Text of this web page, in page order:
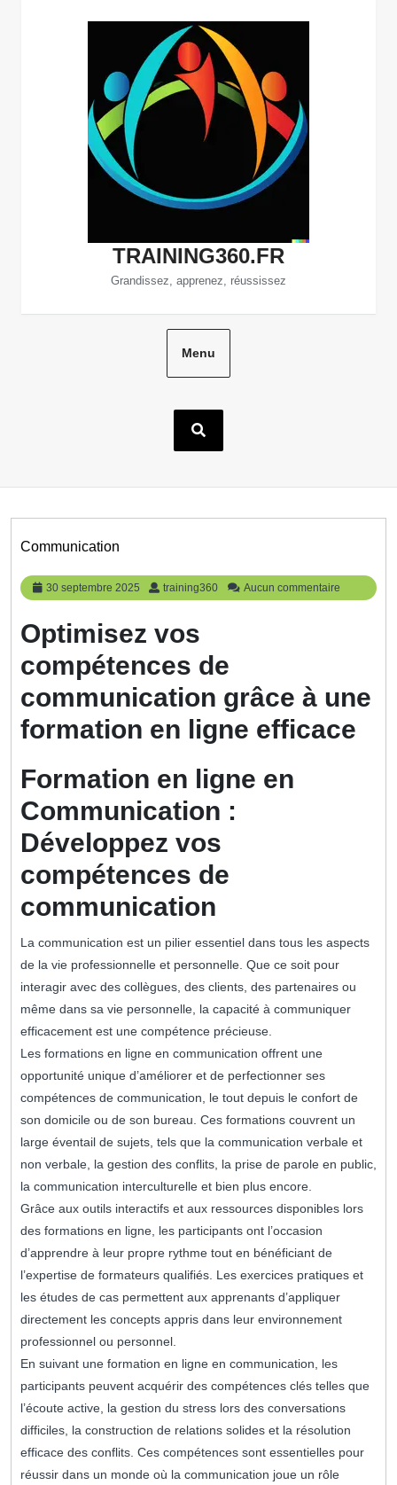
TRAINING360.FR
Grandissez, apprenez, réussissez
Menu
Communication
30 septembre 2025
30
septembre
training360 training360
Aucun commentaire
Optimisez vos
compétences de
communication grâce à une
formation en ligne efficace
Formation en ligne en
Communication :
Développez vos
compétences de
communication
La communication est un pilier essentiel dans tous les aspects
de la vie professionnelle et personnelle. Que ce soit pour
interagir avec des collègues, des clients, des partenaires ou
même dans sa vie personnelle, la capacité à communiquer
efficacement est une compétence précieuse.
Les formations en ligne en communication offrent une
opportunité unique d’améliorer et de perfectionner ses
compétences de communication, le tout depuis le confort de
son domicile ou de son bureau. Ces formations couvrent un
large éventail de sujets, tels que la communication verbale et
non verbale, la gestion des conflits, la prise de parole en public,
la communication interculturelle et bien plus encore.
Grâce aux outils interactifs et aux ressources disponibles lors
des formations en ligne, les participants ont l’occasion
d’apprendre à leur propre rythme tout en bénéficiant de
l’expertise de formateurs qualifiés. Les exercices pratiques et
les études de cas permettent aux apprenants d’appliquer
directement les concepts appris dans leur environnement
professionnel ou personnel.
En suivant une formation en ligne en communication, les
participants peuvent acquérir des compétences clés telles que
l’écoute active, la gestion du stress lors des conversations
difficiles, la construction de relations solides et la résolution
efficace des conflits. Ces compétences sont essentielles pour
réussir dans un monde où la communication joue un rôle